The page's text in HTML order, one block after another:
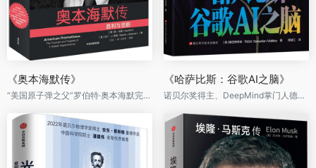
《奥本海默传》
“美国原子弹之父”罗伯特·奥本海默完整传记，电影《奥本海默》灵感来源
《哈萨比斯：谷歌AI之脑》
诺贝尔奖得主、DeepMind掌门人德米斯·哈萨比斯唯一官方授权传记